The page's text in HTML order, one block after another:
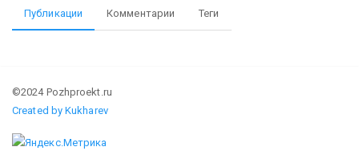
Публикации Комментарии Теги
©2024 Pozhproekt.ru
Created by Kukharev